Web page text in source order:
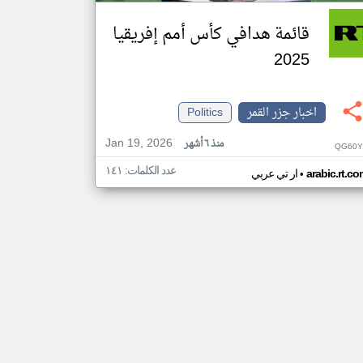
قائمة هدافي كأس أمم إفريقيا
2025
اخبار جزر القمر
Politics
Jan 19, 2026
منذ ٦ أشهر
ار تي عربي• عدد الكلمات: ١٤١